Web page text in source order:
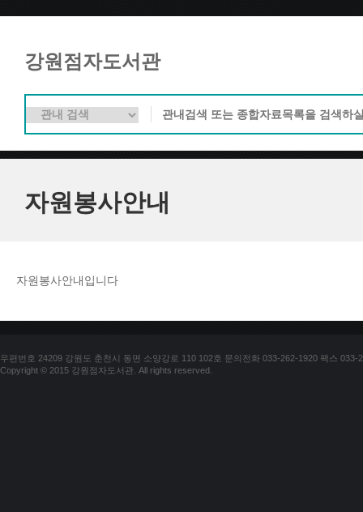
강원점자도서관
자원봉사안내
자원봉사안내입니다
우편번호 24209 강원도 춘천시 동면 소양강로 110 102호 문의전화 033-262-1920 팩스 033-
Copyright © 2015 강원점자도서관. All rights reserved.